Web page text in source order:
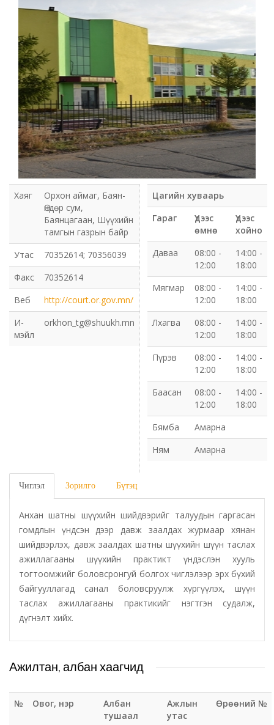
Мэдээлэл шуурхай удирдлагын төв
Нийтийн номын сан
Эрдэнэт Булганы цахилгаан түгээх сүлжээ ТӨХК
Эрдэнэт ус, дулаан түгээх сүлжээ ОНӨХК
Бүсийн оношлогоо эмчилгээний төв
Хот тохижуулах газар
Орхон аймаг Шуудан үйлчилгээний газар
Биеийн тамир, спортын газар
Газрын харилцаа барилга хот байгуулалтын газар
Нийгмийн даатгалын газар
Орон нутгийн Өмчийн газар
Орхон аймаг дахь Гаалийн газар
Орхон аймгийн Байгаль орчны газар
Санхүүгийн хяналт, дотоод аудитын газар
Стандарт, хэмжил зүйн хэлтэс
Статистикийн хэлтэс
Татварын газар
Улсын бүртгэлийн хэлтэс
Ус цаг уур, орчны шинжилгээний төв
Хүүхэд, гэр бүлийн хөгжил, хамгааллын газар
Хөдөлмөр, халамжийн үйлчилгээний газар
Хаяг
Орхон аймаг, Баян-
Өндөр сум,
Баянцагаан, Шүүхийн
тамгын газрын байр
Утас
70352614; 70356039
Факс
70352614
Веб
http://court.or.gov.mn/
И-
мэйл
orkhon_tg@shuukh.mn
Цагийн хуваарь
Гараг
Үдээс
өмнө
Үдээс
хойно
Даваа
08:00 -
12:00
14:00 -
18:00
Мягмар
08:00 -
12:00
14:00 -
18:00
Лхагва
08:00 -
12:00
14:00 -
18:00
Пүрэв
08:00 -
12:00
14:00 -
18:00
Баасан
08:00 -
12:00
14:00 -
18:00
Бямба
Амарна
Ням
Амарна
Чиглэл Зорилго Бүтэц
Анхан шатны шүүхийн шийдвэрийг талуудын гаргасан
гомдлын үндсэн дээр давж заалдах журмаар хянан
шийдвэрлэх, давж заалдах шатны шүүхийн шүүн таслах
ажиллагааны шүүхийн практикт үндэслэн хууль
тогтоомжийг боловсронгуй болгох чиглэлээр эрх бүхий
байгууллагад санал боловсруулж хүргүүлэх, шүүн
таслах ажиллагааны практикийг нэгтгэн судалж,
дүгнэлт хийх.
Ажилтан, албан хаагчид
№ Овог, нэр
Албан
тушаал
Ажлын
утас
Өрөөний №